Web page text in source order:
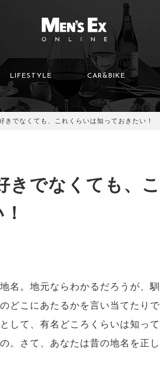
LIFESTYLE CAR&BIKE
きでなくても、これくらいは知っておきたい！
きでなくても、こ
名。地元ならわかるだろうが、馴
どこにあたるかを言い当てたりで
して、有名どころくらいは知って
。さて、あなたは昔の地名を正し